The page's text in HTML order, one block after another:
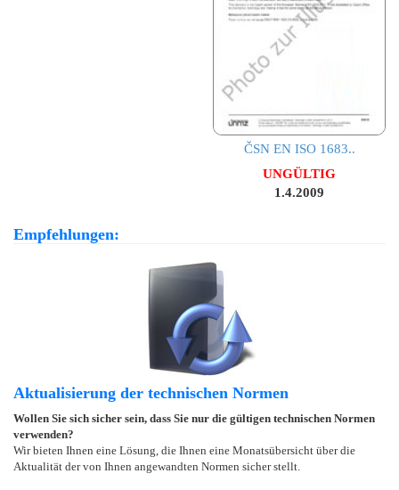
ČSN EN ISO 1683..
UNGÜLTIG
1.4.2009
Empfehlungen:
Aktualisierung der technischen Normen
Wollen Sie sich sicher sein, dass Sie nur die gültigen technischen Normen
verwenden?
Wir bieten Ihnen eine Lösung, die Ihnen eine Monatsübersicht über die
Aktualität der von Ihnen angewandten Normen sicher stellt.